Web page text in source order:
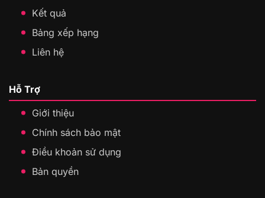
Kết quả
Bảng xếp hạng
Liên hệ
Hỗ Trợ
Giới thiệu
Chính sách bảo mật
Điều khoản sử dụng
Bản quyền